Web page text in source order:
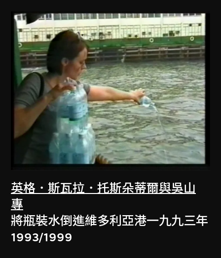
英格．斯瓦拉．托斯朵蒂爾與吳山
專
將瓶裝水倒進維多利亞港一九九三年
1993/1999